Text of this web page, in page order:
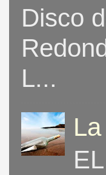
Disco
L...